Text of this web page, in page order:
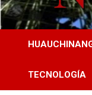
Orgullosamente
TECNOLOGÍA